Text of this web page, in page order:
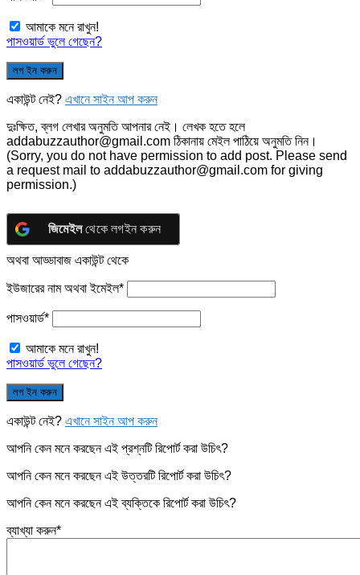
আমাকে মনে রাখুন!
পাসওয়ার্ড ভুলে গেছেন?
একাউন্ট নেই? এখানে সাইন আপ করুন
দুঃক্ষিত, ব্লগ লেখার অনুমতি আপনার নেই। লেখক হতে হলে
addabuzzauthor@gmail.com ঠিকানায় মেইল পাঠিয়ে অনুমতি নিন।
(Sorry, you do not have permission to add post. Please send
a request mail to addabuzzauthor@gmail.com for giving
permission.)
জিমেইলথেকে লগইন করুন
অথবা আড্ডাবাজ একাউন্ট থেকে
ইউজারের নাম অথবা ইমেইল*
পাসওয়ার্ড*
আমাকে মনে রাখুন!
পাসওয়ার্ড ভুলে গেছেন?
একাউন্ট নেই? এখানে সাইন আপ করুন
আপনি কেন মনে করছেন এই প্রশ্নটি রিপোর্ট করা উচিৎ?
আপনি কেন মনে করছেন এই উত্তরটি রিপোর্ট করা উচিৎ?
আপনি কেন মনে করছেন এই ব্যক্তিকে রিপোর্ট করা উচিৎ?
ব্যাখ্যা করুন*